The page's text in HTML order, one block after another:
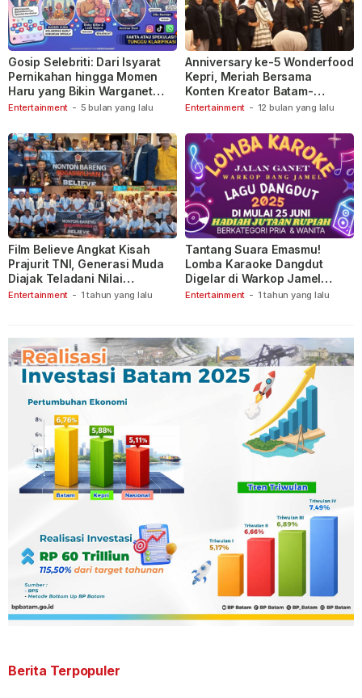
Entertainment - 5 bulan yang lalu
Gosip Selebriti: Dari Isyarat
Pernikahan hingga Momen
Haru yang Bikin Warganet
Berspekulasi
Entertainment - 12 bulan yang lalu
Anniversary ke-5 Wonderfood
Kepri, Meriah Bersama
Konten Kreator Batam-
Tanjungpinang
Entertainment - 1 tahun yang lalu
Film Believe Angkat Kisah
Prajurit TNI, Generasi Muda
Diajak Teladani Nilai
Keberanian
Entertainment - 1 tahun yang lalu
Tantang Suara Emasmu!
Lomba Karaoke Dangdut
Digelar di Warkop Jamel
Ganet
Berita Terpopuler